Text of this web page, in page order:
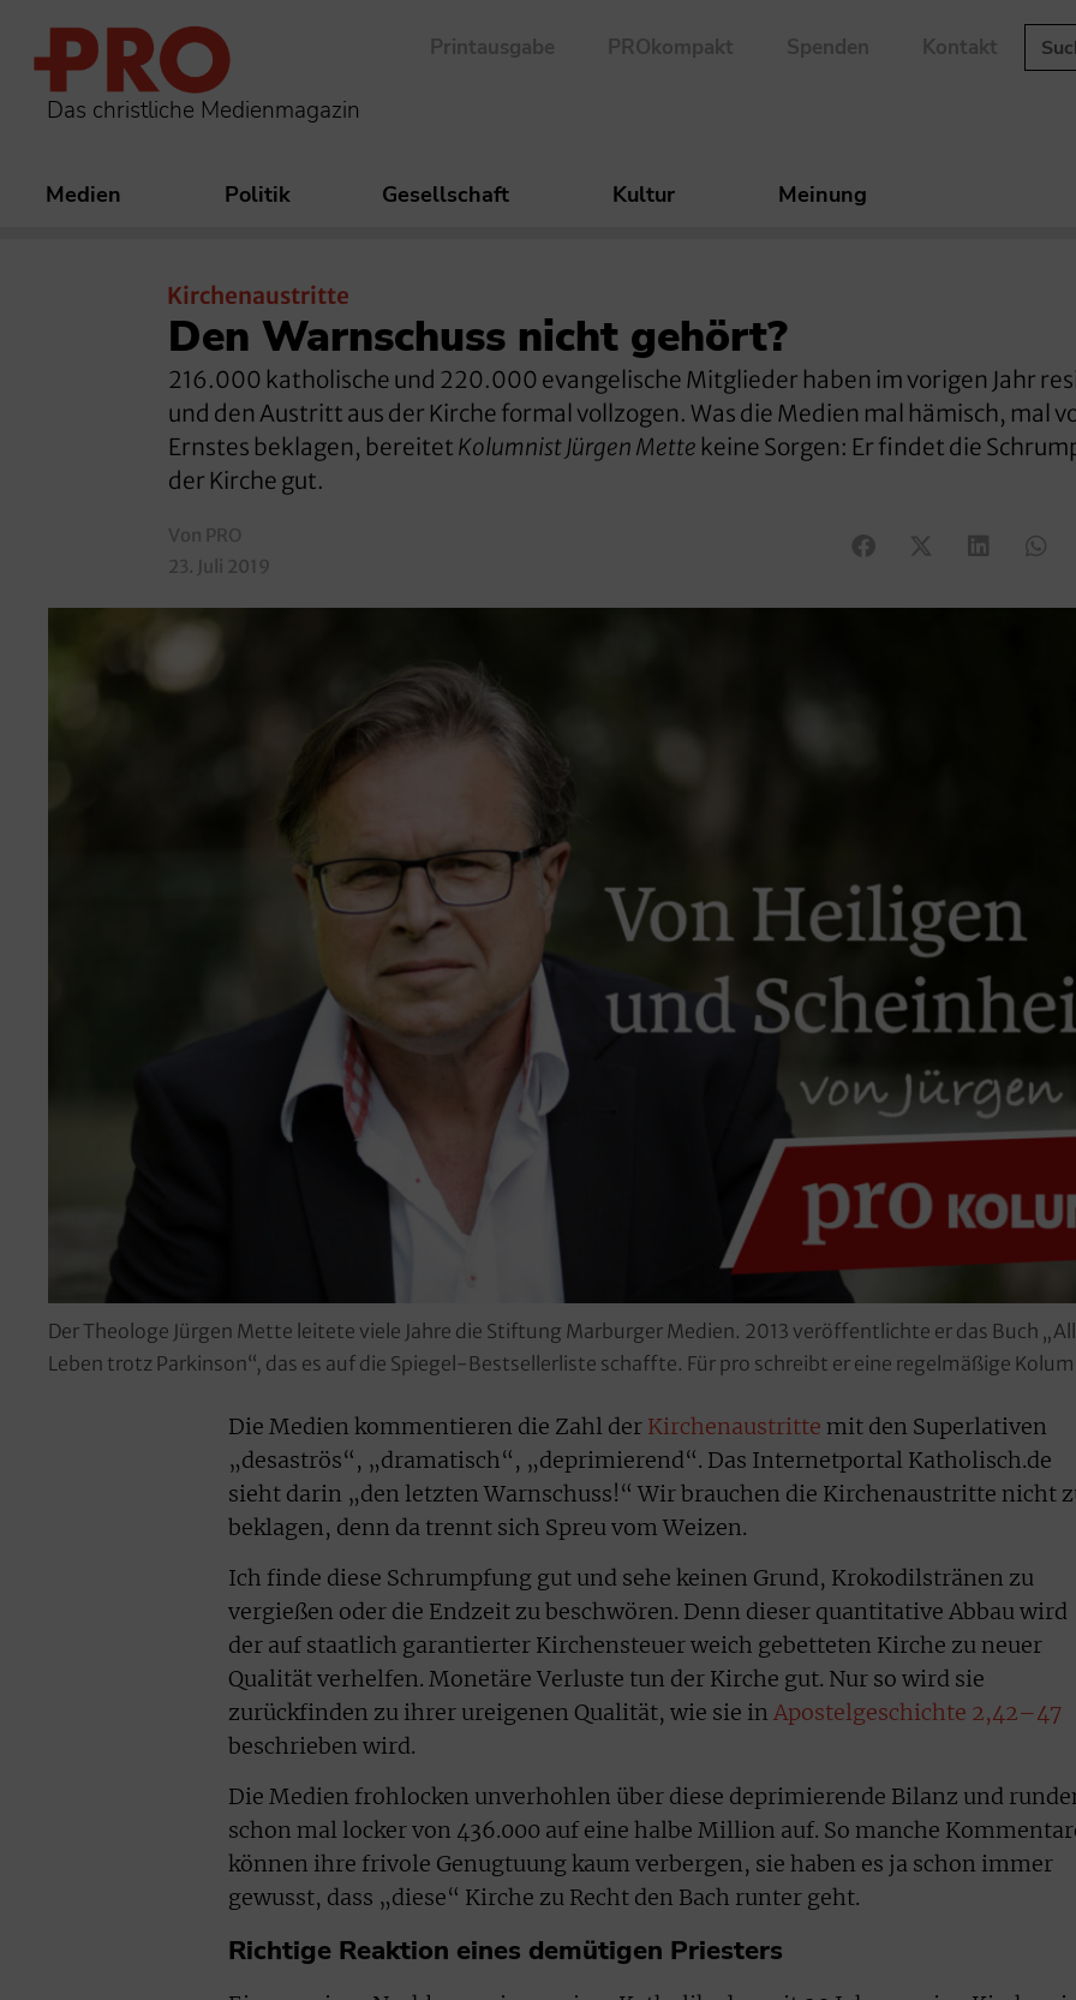
Das christliche Medienmagazin
Printausgabe PROkompakt Spenden Kontakt
Medien Politik Gesellschaft Kultur Meinung
Kirchenaustritte
Den Warnschuss nicht gehört?
216.000 katholische und 220.000 evangelische Mitglieder haben im vorigen Jahr
und den Austritt aus der Kirche formal vollzogen. Was die Medien mal hämisch, mal
Ernstes beklagen, bereitet Kolumnist Jürgen Mette keine Sorgen: Er findet die
der Kirche gut.
Von PRO
23. Juli 2019
Der Theologe Jürgen Mette leitete viele Jahre die Stiftung Marburger Medien. 2013 veröffentlichte er das Buch
Leben trotz Parkinson“, das es auf die Spiegel-Bestsellerliste schaffte. Für pro schreibt er eine regelmäßige
Die Medien kommentieren die Zahl der Kirchenaustritte mit den Superlativen
„desaströs“, „dramatisch“, „deprimierend“. Das Internetportal Katholisch.de
sieht darin „den letzten Warnschuss!“ Wir brauchen die Kirchenaustritte nicht
beklagen, denn da trennt sich Spreu vom Weizen.
Ich finde diese Schrumpfung gut und sehe keinen Grund, Krokodilstränen zu
vergießen oder die Endzeit zu beschwören. Denn dieser quantitative Abbau wird
der auf staatlich garantierter Kirchensteuer weich gebetteten Kirche zu neuer
Qualität verhelfen. Monetäre Verluste tun der Kirche gut. Nur so wird sie
zurückfinden zu ihrer ureigenen Qualität, wie sie in Apostelgeschichte 2,42–47
beschrieben wird.
Die Medien frohlocken unverhohlen über diese deprimierende Bilanz und
schon mal locker von 436.000 auf eine halbe Million auf. So manche
können ihre frivole Genugtuung kaum verbergen, sie haben es ja schon immer
gewusst, dass „diese“ Kirche zu Recht den Bach runter geht.
Richtige Reaktion eines demütigen Priesters